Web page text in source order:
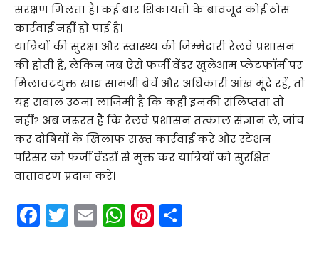
संरक्षण मिलता है। कई बार शिकायतों के बावजूद कोई ठोस
कार्रवाई नहीं हो पाई है।
यात्रियों की सुरक्षा और स्वास्थ्य की जिम्मेदारी रेलवे प्रशासन
की होती है, लेकिन जब ऐसे फर्जी वेंडर खुलेआम प्लेटफॉर्म पर
मिलावटयुक्त खाद्य सामग्री बेचें और अधिकारी आंख मूंदे रहें, तो
यह सवाल उठना लाजिमी है कि कहीं इनकी संलिप्तता तो
नहीं? अब जरूरत है कि रेलवे प्रशासन तत्काल संज्ञान ले, जांच
कर दोषियों के खिलाफ सख्त कार्रवाई करे और स्टेशन
परिसर को फर्जी वेंडरों से मुक्त कर यात्रियों को सुरक्षित
वातावरण प्रदान करे।
F
a
T
w
E
m
W
h
Pi
nt